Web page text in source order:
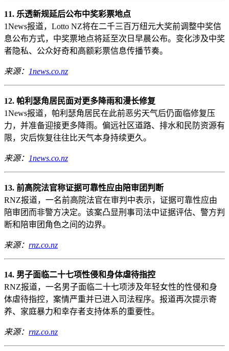
11. 乐透新规延后公布中奖彩票地点
1News报道，Lotto NZ将在二千三百万纽元大奖前调整中奖信
息公布方式，中奖票地点将延至次日早晨公布。变化涉及中奖
者隐私、公众好奇和高额彩票信息传播节奏。
来源： 1news.co.nz
12. 帕利瑟角居民面对更多降雨和漫长修复
1News报道，帕利瑟角居民在此前恶劣天气后仍面临修复压
力，并准备迎接更多降雨。偏远社区道路、排水和民防资源有
限，灾后恢复往往比天气本身持续更久。
来源： 1news.co.nz
13. 前高院法官称证据可靠性应由陪审团判断
RNZ报道，一名前高院法官在审判中表示，证据可靠性应由
陪审团而非警方决定。该案凸显刑事司法中证据评估、警方判
断和陪审团角色之间的边界。
来源： rnz.co.nz
14. 男子面临二十七项性侵和身体虐待指控
RNZ报道，一名男子面临二十七项涉及年轻女性的性侵和身
体虐待指控，案情严重并已进入司法程序。报道再次提示寄
养、家庭暴力和幸存者支持体系的重要性。
来源： rnz.co.nz